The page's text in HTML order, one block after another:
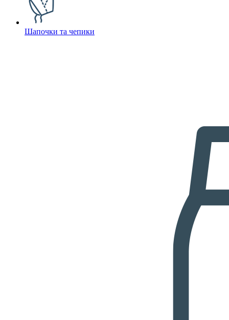
Шапочки та чепики